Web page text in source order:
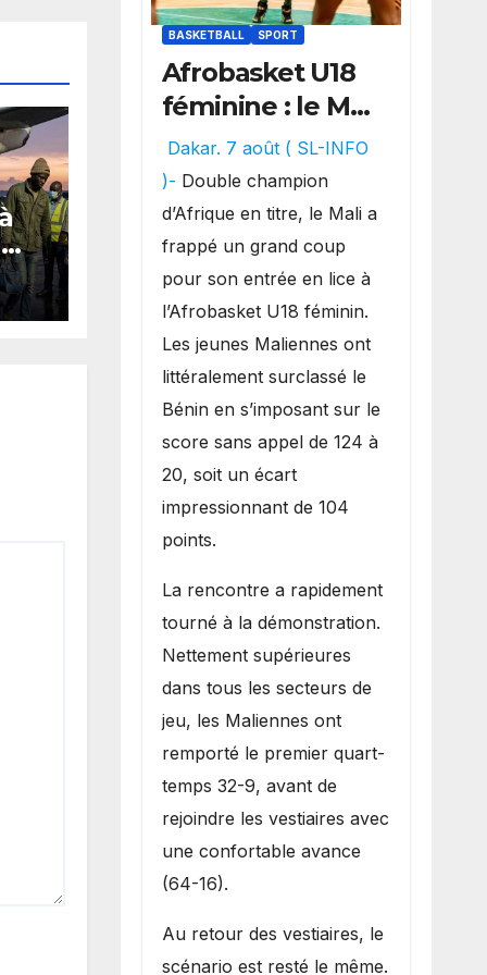
BASKETBALL SPORT
Afrobasket U18
féminine : le Mali
réalise un
véritable festival
offensif et
inflige une
lourde défaite
au Bénin.
Dakar. 7 août ( SL-INFO
)- Double champion
d’Afrique en titre, le Mali a
frappé un grand coup
pour son entrée en lice à
l’Afrobasket U18 féminin.
Les jeunes Maliennes ont
littéralement surclassé le
Bénin en s’imposant sur le
score sans appel de 124 à
20, soit un écart
impressionnant de 104
points.
La rencontre a rapidement
tourné à la démonstration.
Nettement supérieures
dans tous les secteurs de
jeu, les Maliennes ont
remporté le premier quart-
temps 32-9, avant de
rejoindre les vestiaires avec
une confortable avance
(64-16).
Au retour des vestiaires, le
scénario est resté le même.